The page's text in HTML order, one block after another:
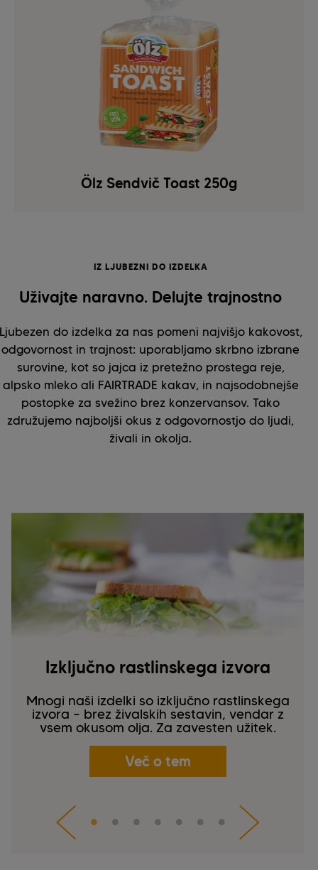
Ölz Sendvič Toast 250g
IZ LJUBEZNI DO IZDELKA
Uživajte naravno. Delujte trajnostno
do izdelka za nas pomeni najvišjo kakovost,
odgovornost in trajnost: uporabljamo skrbno izbrane
surovine, kot so jajca iz pretežno prostega reje,
alpsko mleko ali FAIRTRADE kakav, in najsodobnejše
postopke za svežino brez konzervansov. Tako
združujemo najboljši okus z odgovornostjo do ljudi,
živali in okolja.
Izključno rastlinskega izvora
Mnogi naši izdelki so izključno rastlinskega
izvora – brez živalskih sestavin, vendar z
vsem okusom olja. Za zavesten užitek.
Več o tem